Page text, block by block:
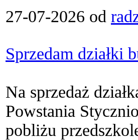
27-07-2026 od
Sprzedam działki
Na sprzedaż
Powstania
pobliżu